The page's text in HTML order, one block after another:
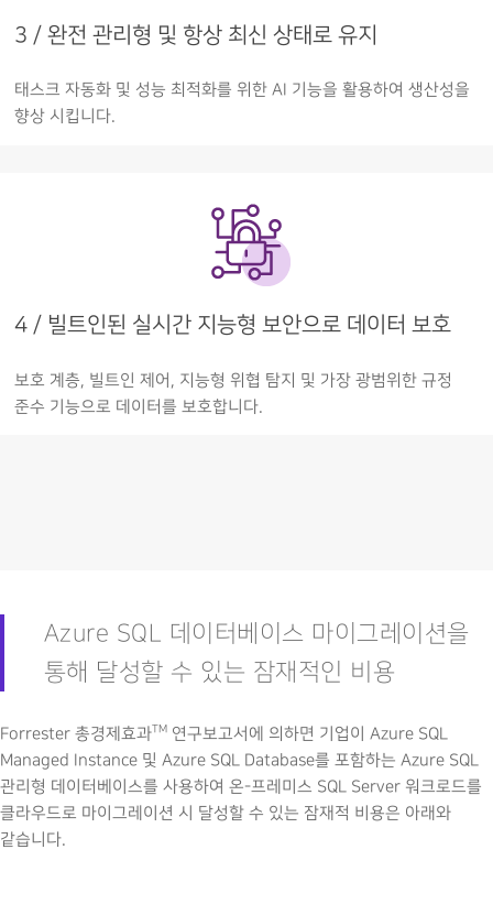
3 / 완전 관리형 및 항상 최신 상태로 유지
태스크 자동화 및 성능 최적화를 위한 AI 기능을 활용하여 생산성을
향상 시킵니다.
4 / 빌트인된 실시간 지능형 보안으로 데이터 보호
보호 계층, 빌트인 제어, 지능형 위협 탐지 및 가장 광범위한 규정
준수 기능으로 데이터를 보호합니다.
Azure SQL 데이터베이스 마이그레이션을
통해 달성할 수 있는 잠재적인 비용
Forrester 총경제효과TM 연구보고서에 의하면 기업이 Azure SQL
Managed Instance 및 Azure SQL Database를 포함하는 Azure SQL
관리형 데이터베이스를 사용하여 온-프레미스 SQL Server 워크로드를
클라우드로 마이그레이션 시 달성할 수 있는 잠재적 비용은 아래와
같습니다.